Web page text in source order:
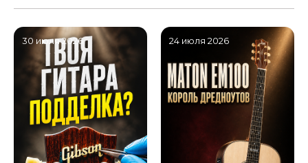
30 июля 2026 24 июля 2026